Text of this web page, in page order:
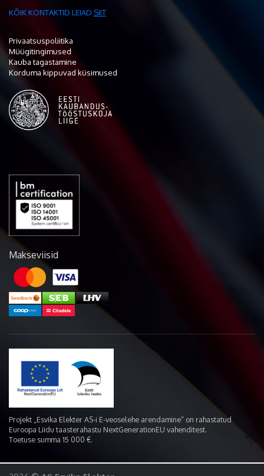
KÕIK KONTAKTID LEIAD SIIT
Privaatsuspoliitika
Müügitingimused
Kauba tagastamine
Korduma kippuvad küsimused
Makseviisid
Projekt „Esvika Elekter AS-i E-veoselehe arendamine“ on rahastatud
Euroopa Liidu taasterahastu NextGenerationEU vahenditest.
Toetuse summa 15 000 €.